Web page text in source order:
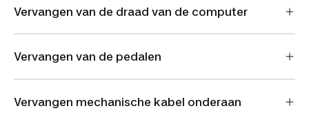
Vervangen van de draad van de computer
Vervangen van de pedalen
Vervangen mechanische kabel onderaan